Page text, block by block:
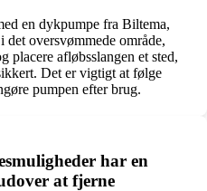
en dykpumpe fra Biltema,
det oversvømmede område,
placere afløbsslangen et sted,
Det er vigtigt at følge
pumpen efter brug.
har en
at fjerne